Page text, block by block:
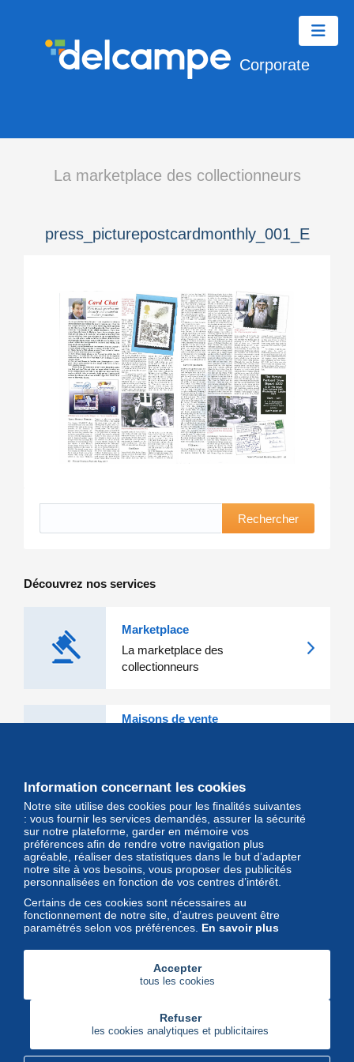
Corporate
La marketplace des collectionneurs
press_picturepostcardmonthly_001_E
Rechercher
Découvrez nos services
Marketplace
La marketplace des
collectionneurs
Maisons de vente
Magazine
Un regard unique et décalé sur
l'univers des timbres et leurs
collectionneurs
Information concernant les cookies
Notre site utilise des cookies pour les finalités suivantes
: vous fournir les services demandés, assurer la sécurité
sur notre plateforme, garder en mémoire vos
préférences afin de rendre votre navigation plus
agréable, réaliser des statistiques dans le but d’adapter
notre site à vos besoins, vous proposer des publicités
personnalisées en fonction de vos centres d’intérêt.
Certains de ces cookies sont nécessaires au
fonctionnement de notre site, d’autres peuvent être
paramétrés selon vos préférences. En savoir plus
Accepter
tous les cookies
Refuser
les cookies analytiques et publicitaires